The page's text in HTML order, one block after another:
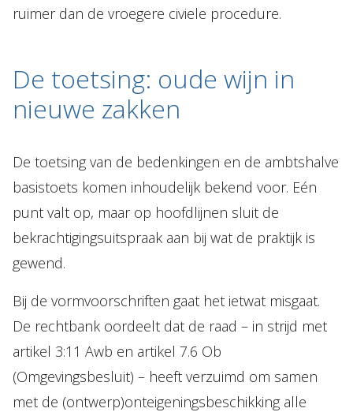
ruimer dan de vroegere civiele procedure.
De toetsing: oude wijn in
nieuwe zakken
De toetsing van de bedenkingen en de ambtshalve
basistoets komen inhoudelijk bekend voor. Eén
punt valt op, maar op hoofdlijnen sluit de
bekrachtigingsuitspraak aan bij wat de praktijk is
gewend.
Bij de vormvoorschriften gaat het ietwat misgaat.
De rechtbank oordeelt dat de raad – in strijd met
artikel 3:11 Awb en artikel 7.6 Ob
(Omgevingsbesluit) – heeft verzuimd om samen
met de (ontwerp)onteigeningsbeschikking alle